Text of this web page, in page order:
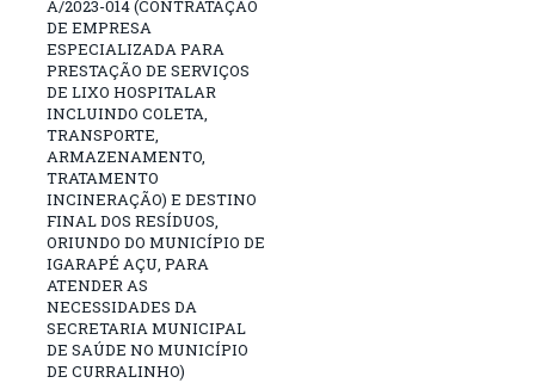
A/2023-014 (CONTRATAÇÃO
DE EMPRESA
ESPECIALIZADA PARA
PRESTAÇÃO DE SERVIÇOS
DE LIXO HOSPITALAR
INCLUINDO COLETA,
TRANSPORTE,
ARMAZENAMENTO,
TRATAMENTO
INCINERAÇÃO) E DESTINO
FINAL DOS RESÍDUOS,
ORIUNDO DO MUNICÍPIO DE
IGARAPÉ AÇU, PARA
ATENDER AS
NECESSIDADES DA
SECRETARIA MUNICIPAL
DE SAÚDE NO MUNICÍPIO
DE CURRALINHO)